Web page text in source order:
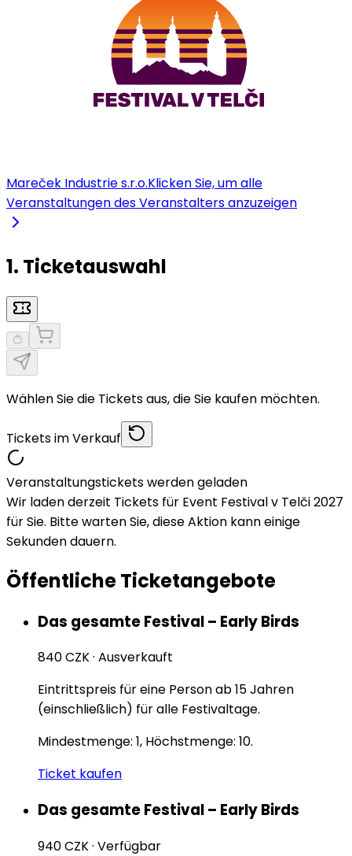
Mareček Industrie s.r.o.Klicken Sie, um alle
Veranstaltungen des Veranstalters anzuzeigen
1. Ticketauswahl
Wählen Sie die Tickets aus, die Sie kaufen möchten.
Tickets im Verkauf
Veranstaltungstickets werden geladen
Wir laden derzeit Tickets für Event Festival v Telči 2027
für Sie. Bitte warten Sie, diese Aktion kann einige
Sekunden dauern.
Öffentliche Ticketangebote
Das gesamte Festival – Early Birds
840 CZK· Ausverkauft
Eintrittspreis für eine Person ab 15 Jahren
(einschließlich) für alle Festivaltage.
Mindestmenge: 1, Höchstmenge: 10.
Ticket kaufen
Das gesamte Festival – Early Birds
940 CZK· Verfügbar